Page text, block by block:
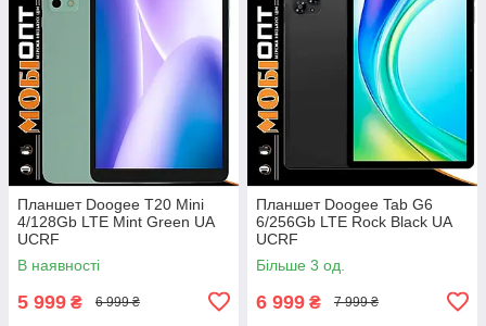
Планшет Doogee T20 Mini
4/128Gb LTE Mint Green UA
UCRF
В наявності
5 999 ₴ 6 999 ₴
Планшет Doogee Tab G6
6/256Gb LTE Rock Black UA
UCRF
Більше 3 од.
6 999 ₴ 7 999 ₴